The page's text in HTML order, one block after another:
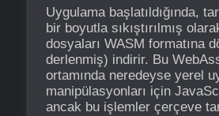
Uygulama başlatıldığında,
bir boyutla sıkıştırılmış
dosyaları WASM formatına
derlenmiş) indirir. Bu
ortamında neredeyse yerel
manipülasyonları için
ancak bu işlemler çerçeve